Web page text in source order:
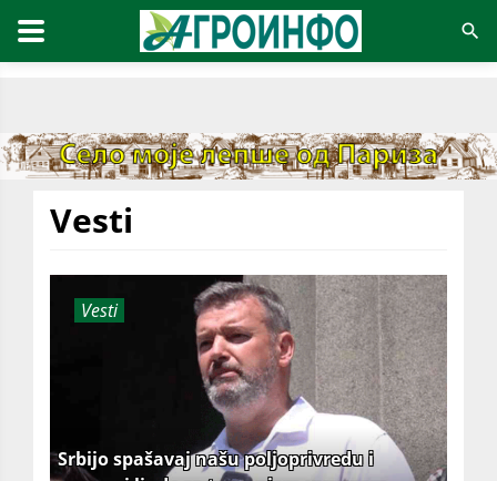
Vesti
Vesti
Srbijo spašavaj našu poljoprivredu i